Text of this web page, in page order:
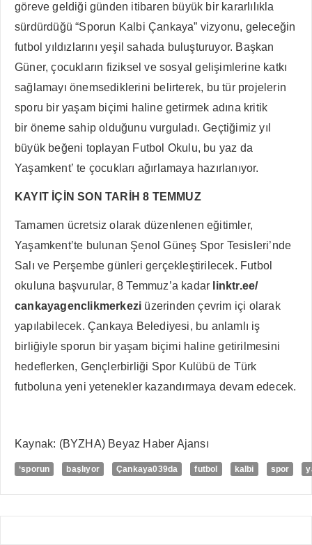
göreve geldiği günden itibaren büyük bir kararlılıkla
sürdürdüğü “Sporun Kalbi Çankaya” vizyonu, geleceğin
futbol yıldızlarını yeşil sahada buluşturuyor. Başkan
Güner, çocukların fiziksel ve sosyal gelişimlerine katkı
sağlamayı önemsediklerini belirterek, bu tür projelerin
sporu bir yaşam biçimi haline getirmek adına kritik
bir öneme sahip olduğunu vurguladı. Geçtiğimiz yıl
büyük beğeni toplayan Futbol Okulu, bu yaz da
Yaşamkent’ te çocukları ağırlamaya hazırlanıyor.
KAYIT İÇİN SON TARİH 8 TEMMUZ
Tamamen ücretsiz olarak düzenlenen eğitimler,
Yaşamkent’te bulunan Şenol Güneş Spor Tesisleri’nde
Salı ve Perşembe günleri gerçekleştirilecek. Futbol
okuluna başvurular, 8 Temmuz’a kadar linktr.ee/
cankayagenclikmerkezi üzerinden çevrim içi olarak
yapılabilecek. Çankaya Belediyesi, bu anlamlı iş
birliğiyle sporun bir yaşam biçimi haline getirilmesini
hedeflerken, Gençlerbirliği Spor Kulübü de Türk
futboluna yeni yetenekler kazandırmaya devam edecek.
Kaynak: (BYZHA) Beyaz Haber Ajansı
‘sporun başlıyor Çankaya039da futbol kalbi spor